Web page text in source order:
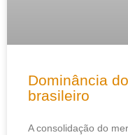
Dominância
brasileiro
A consolidação do